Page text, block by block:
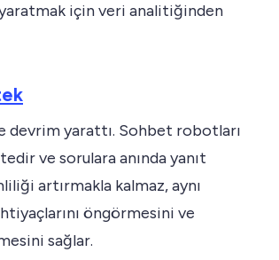
için veri analitiğinden
devrim yarattı. Sohbet robotları
ve sorulara anında yanıt
artırmakla kalmaz, aynı
öngörmesini ve
sağlar.